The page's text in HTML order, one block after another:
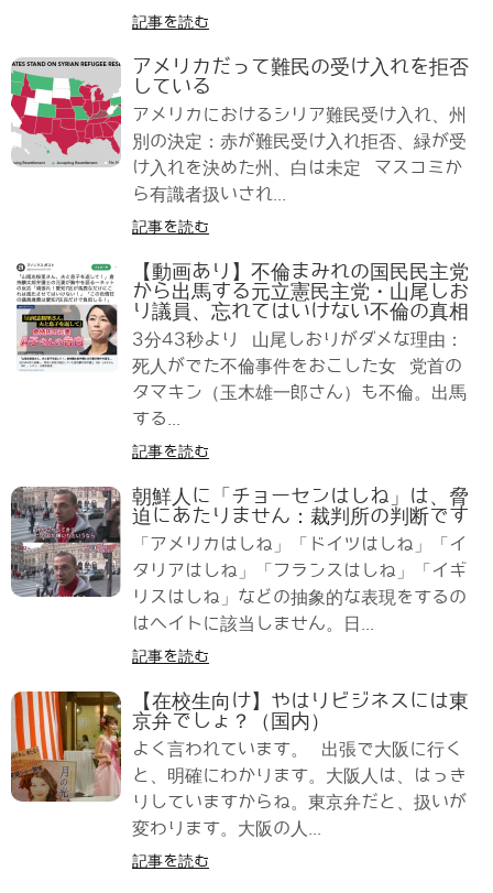
記事を読む
アメリカだって難民の受け入れを拒否
している
アメリカにおけるシリア難民受け入れ、州
別の決定：赤が難民受け入れ拒否、緑が受
け入れを決めた州、白は未定 マスコミか
ら有識者扱いされ...
記事を読む
【動画あり】不倫まみれの国民民主党
から出馬する元立憲民主党・山尾しお
り議員、忘れてはいけない不倫の真相
3分43秒より 山尾しおりがダメな理由：
死人がでた不倫事件をおこした女 党首の
タマキン（玉木雄一郎さん）も不倫。出馬
する...
記事を読む
朝鮮人に「チョーセンはしね」は、脅
迫にあたりません：裁判所の判断です
「アメリカはしね」「ドイツはしね」「イ
タリアはしね」「フランスはしね」「イギ
リスはしね」などの抽象的な表現をするの
はヘイトに該当しません。日...
記事を読む
【在校生向け】やはりビジネスには東
京弁でしょ？（国内）
よく言われています。 出張で大阪に行く
と、明確にわかります。大阪人は、はっき
りしていますからね。東京弁だと、扱いが
変わります。大阪の人...
記事を読む